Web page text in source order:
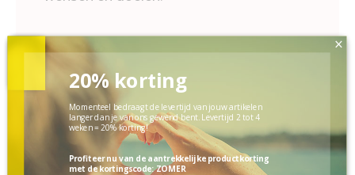
Op voorraad
TOEVOEGEN AAN WINKELWAGEN
20% korting
Momenteel bedraagt de levertijd van jouw artikelen
langer dan je van ons gewend bent. Levertijd 2 tot 4
weken = 20% korting!
Profiteer nu van de aantrekkelijke productkorting
met de kortingscode: ZOMER
×